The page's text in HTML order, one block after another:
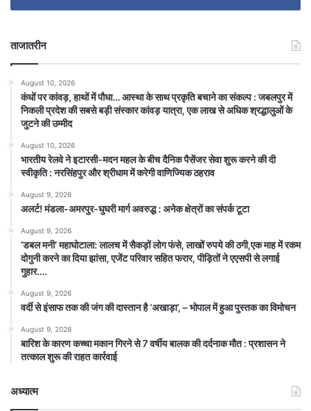
ताजातरीन
August 10, 2026
कंधों पर कांवड़, हाथों में पौधा… आस्था के साथ प्रकृति बचाने का संकल्प : जबलपुर में
निकली प्रदेश की सबसे बड़ी संस्कार कांवड़ यात्रा, एक लाख से अधिक श्रद्धालुओं के
जुटने की उम्मीद
August 10, 2026
भारतीय रेलवे ने इटारसी-मदन महल के बीच दैनिक पैसेंजर सेवा शुरू करने की दी
स्वीकृति : नरसिंहपुर और श्रीधाम में करेगी वाणिज्यिक ठहराव
August 9, 2026
अलर्ट! मंडला-अमरपुर-घुघरी मार्ग अवरुद्ध : अनेक क्षेत्रों का संपर्क टूटा
August 9, 2026
​’डबल मनी’ महाघोटाला: लालच में सैकड़ों लोग फंसे, लाखों रुपये की ठगी,एक माह में रकम
दोगुनी करने का दिया झांसा, एजेंट परिवार सहित फरार, पीड़ितों ने एएसपी से लगाई
गुहार….
August 9, 2026
वर्दी से इंसाफ तक की जंग की दास्तान है ‘अखाड़ा’, – भोपाल में हुआ पुस्तक का विमोचन
August 9, 2026
बारिश के कारण कच्चा मकान गिरने से 7 वर्षीय बालक की दर्दनाक मौत : प्रशासन ने
तत्काल शुरू की राहत कार्रवाई
अध्यात्म